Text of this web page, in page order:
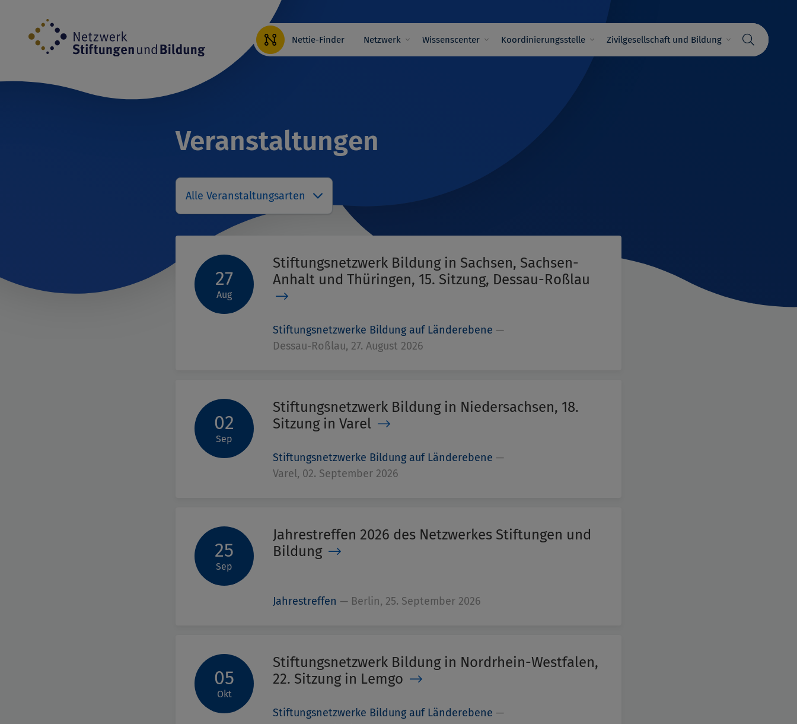
Inhalt
Nettie-Finder Hauptnavigation
Netzwerk Wissenscenter Koordinierungsstelle Zivilgesellschaft und Bildung
Veranstaltungen
Alle Veranstaltungsarten
27
Aug
Stiftungsnetzwerk Bildung in Sachsen, Sachsen-
Anhalt und Thüringen, 15. Sitzung, Dessau-Roßlau
Stiftungsnetzwerke Bildung auf Länderebene —
Dessau-Roßlau, 27. August 2026
02
Sep
Stiftungsnetzwerk Bildung in Niedersachsen, 18.
Sitzung in Varel
Stiftungsnetzwerke Bildung auf Länderebene —
Varel, 02. September 2026
25
Sep
Jahrestreffen 2026 des Netzwerkes Stiftungen und
Bildung
Jahrestreffen — Berlin, 25. September 2026
05
Okt
Stiftungsnetzwerk Bildung in Nordrhein-Westfalen,
22. Sitzung in Lemgo
Stiftungsnetzwerke Bildung auf Länderebene —